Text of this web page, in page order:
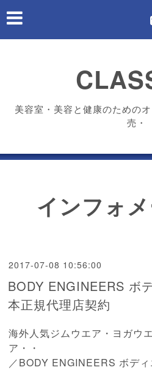
美容室・美容と健康のための
売・
インフォ
2017-07-08 10:56:00
BODY ENGINEERS ボ
本正規代理店契約
海外人気ジムウエア・ヨガウ
ア・・
／BODY ENGINEERS ボデ